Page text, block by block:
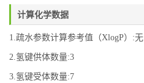
计算化学数据
1.疏水参数计算参考值（XlogP）:无
2.氢键供体数量:3
3.氢键受体数量:7